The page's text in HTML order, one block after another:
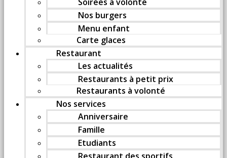
Nos burgers
Menu enfant
Carte glaces
Restaurant
Les actualités
Restaurants à petit prix
Restaurants à volonté
Nos services
Anniversaire
Famille
Etudiants